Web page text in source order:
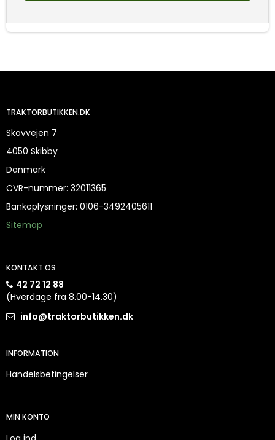
TRAKTORBUTIKKEN.DK
Skovvejen 7
4050 Skibby
Danmark
CVR-nummer: 32011365
Bankoplysninger: 0106-3492405611
Sitemap
KONTAKT OS
42 72 12 88
(Hverdage fra 8.00-14.30)
info@traktorbutikken.dk
INFORMATION
Handelsbetingelser
MIN KONTO